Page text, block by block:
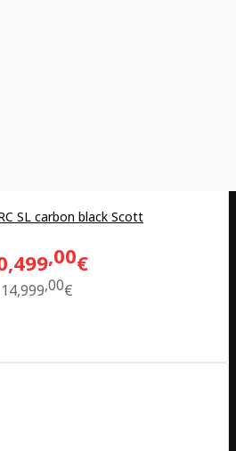
SL carbon black Scott
00€
14,999 00€